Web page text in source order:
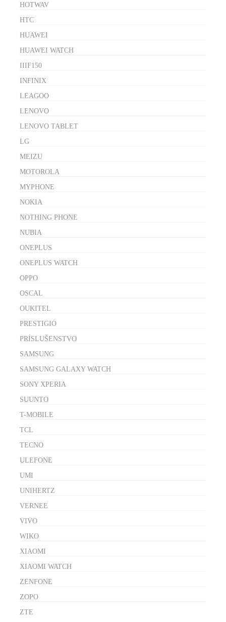
HOTWAV
HTC
HUAWEI
HUAWEI WATCH
IIIF150
INFINIX
LEAGOO
LENOVO
LENOVO TABLET
LG
MEIZU
MOTOROLA
MYPHONE
NOKIA
NOTHING PHONE
NUBIA
ONEPLUS
ONEPLUS WATCH
OPPO
OSCAL
OUKITEL
PRESTIGIO
PRÍSLUŠENSTVO
SAMSUNG
SAMSUNG GALAXY WATCH
SONY XPERIA
SUUNTO
T-MOBILE
TCL
TECNO
ULEFONE
UMI
UNIHERTZ
VERNEE
VIVO
WIKO
XIAOMI
XIAOMI WATCH
ZENFONE
ZOPO
ZTE